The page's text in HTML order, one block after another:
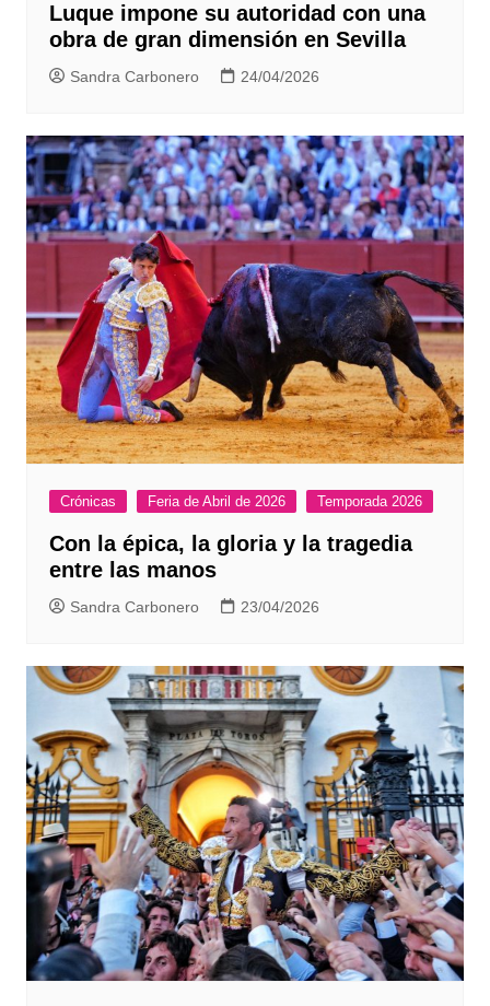
Luque impone su autoridad con una
obra de gran dimensión en Sevilla
Sandra Carbonero 24/04/2026
Crónicas Feria de Abril de 2026 Temporada 2026
Con la épica, la gloria y la tragedia
entre las manos
Sandra Carbonero 23/04/2026